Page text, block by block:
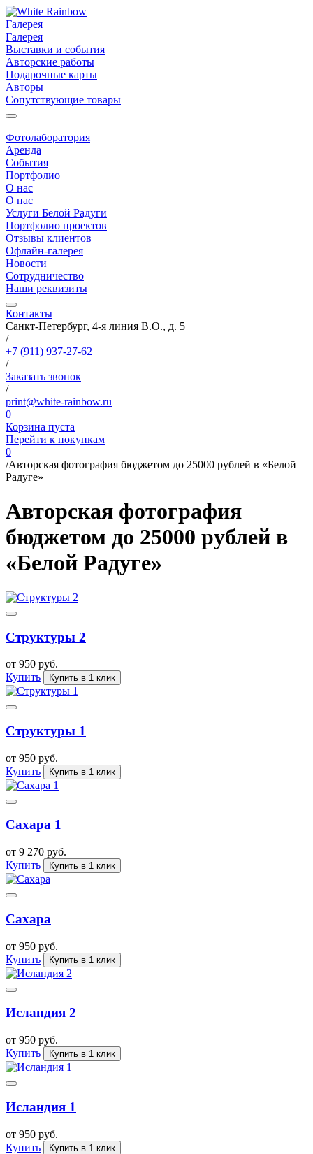
Галерея
Галерея
Выставки и события
Авторские работы
Подарочные карты
Авторы
Сопутствующие товары
Фотолаборатория
Аренда
События
Портфолио
О нас
О нас
Услуги Белой Радуги
Портфолио проектов
Отзывы клиентов
Офлайн-галерея
Новости
Сотрудничество
Наши реквизиты
Контакты
Санкт-Петербург, 4-я линия В.О., д. 5
/
+7 (911) 937-27-62
/
Заказать звонок
/
print@white-rainbow.ru
0
Корзина пуста
Перейти к покупкам
0
/Авторская фотография бюджетом до 25000 рублей в «Белой
Радуге»
Авторская фотография
бюджетом до 25000 рублей в
«Белой Радуге»
Структуры 2
от 950 руб.
Купить
Купить в 1 клик
Структуры 1
от 950 руб.
Купить
Купить в 1 клик
Сахара 1
от 9 270 руб.
Купить
Купить в 1 клик
Сахара
от 950 руб.
Купить
Купить в 1 клик
Исландия 2
от 950 руб.
Купить
Купить в 1 клик
Исландия 1
от 950 руб.
Купить
Купить в 1 клик